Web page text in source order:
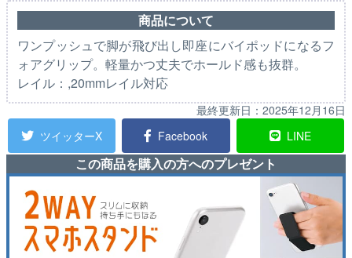
商品について
ワンプッシュで脚が飛び出し即座にバイポッドになるフ
ォアグリップ。軽量かつ丈夫でホールド感も抜群。
レイル：,20mmレイル対応
最終更新日： 2025年12月16日
ツイッターX
Facebook LINE
この商品を購入の方へのプレゼント